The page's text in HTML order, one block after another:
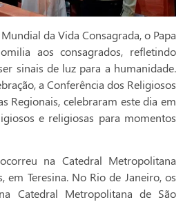
da Vida Consagrada, o Papa
aos consagrados, refletindo
sinais de luz para a humanidade.
a Conferência dos Religiosos
Regionais, celebraram este dia em
e religiosas para momentos
na Catedral Metropolitana
em Teresina. No Rio de Janeiro, os
Catedral Metropolitana de São